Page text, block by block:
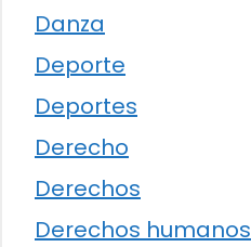
Danza
Deporte
Deportes
Derecho
Derechos
Derechos humanos